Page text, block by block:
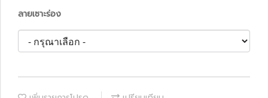
ลายเซาะร่อง